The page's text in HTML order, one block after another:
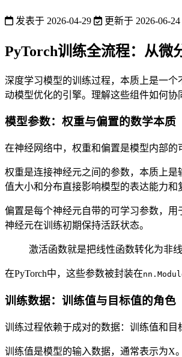
发表于 2026-04-29 更新于 2026-06-24
PyTorch训练全流程：从微
深度学习模型的训练过程，本质上是一
动模型优化的引擎。理解这些组件如何协
模型参数：权重与偏置的数学本质
在神经网络中，权重和偏置是模型内部的
权重是连接神经元之间的参数，本质上
值大小和分布直接影响模型的表达能力和
偏置是每个神经元自带的可学习参数，
神经元在训练初期保持活跃状态。
激活函数就是把线性函数转化为非
在PyTorch中，这些参数被封装在
训练数据：训练值与目标值的角色
训练过程依赖于成对的数据：训练值和目
训练值是模型的输入数据，通常表示为X